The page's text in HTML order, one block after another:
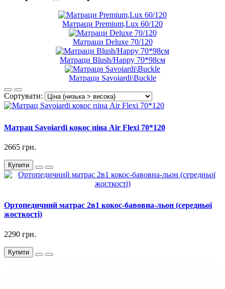
Матраци Premium,Lux 60/120
Матраци Deluxe 70/120
Матраци Blush/Happy 70*98см
Матраци Savoiardi\Buckle
Сортувати:
Матрац Savoiardi кокос піна Air Flexi 70*120
2665 грн.
Купити
Ортопедичний матрас 2в1 кокос-бавовна-льон (середньої
жосткості)
2290 грн.
Купити